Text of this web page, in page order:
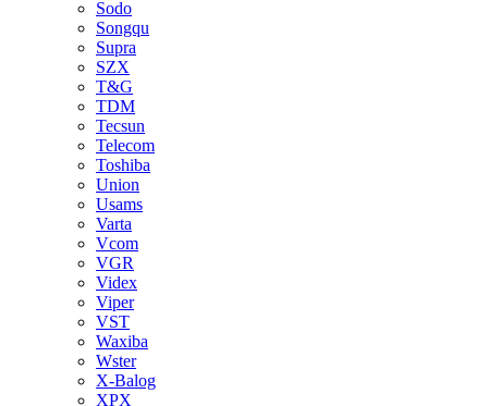
Sodo
Songqu
Supra
SZX
T&G
TDM
Tecsun
Telecom
Toshiba
Union
Usams
Varta
Vcom
VGR
Videx
Viper
VST
Waxiba
Wster
X-Balog
XPX